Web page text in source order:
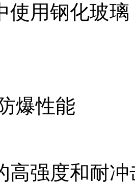
使用钢化玻
爆性能
高强度和耐